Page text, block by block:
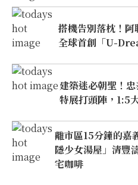
搭機告別落枕！阿
全球首創「U-
建築迷必朝聖！
特展打頭陣，1:5
離市區15分鐘的嘉
隱少女湯屋」清豐
宅咖啡